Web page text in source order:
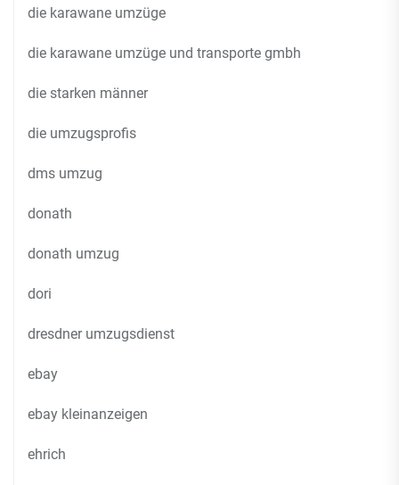
die karawane umzüge
die karawane umzüge und transporte gmbh
die starken männer
die umzugsprofis
dms umzug
donath
donath umzug
dori
dresdner umzugsdienst
ebay
ebay kleinanzeigen
ehrich